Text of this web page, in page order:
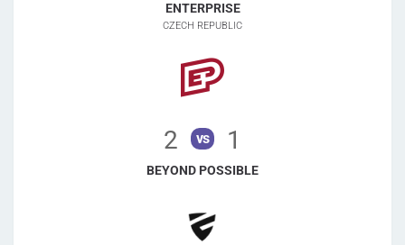
ENTERPRISE
CZECH REPUBLIC
2 vs 1
BEYOND POSSIBLE